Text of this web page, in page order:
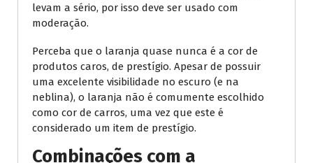
levam a sério, por isso deve ser usado com
moderação.
Perceba que o laranja quase nunca é a cor de
produtos caros, de prestígio. Apesar de possuir
uma excelente visibilidade no escuro (e na
neblina), o laranja não é comumente escolhido
como cor de carros, uma vez que este é
considerado um item de prestígio.
Combinações com a